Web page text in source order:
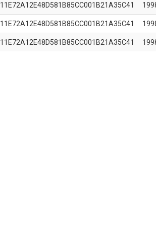
11E72A12E48D581B85CC001B21A35C41
11E72A12E48D581B85CC001B21A35C41
11E72A12E48D581B85CC001B21A35C41